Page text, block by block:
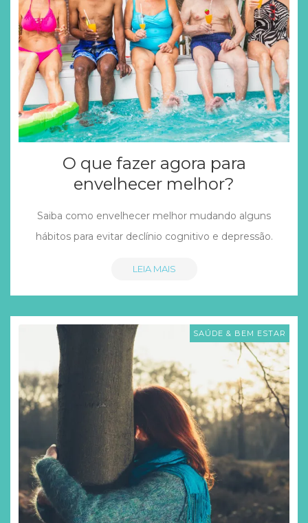
O que fazer agora para
envelhecer melhor?
Saiba como envelhecer melhor mudando alguns
hábitos para evitar declínio cognitivo e depressão.
LEIA MAIS
SAÚDE & BEM ESTAR